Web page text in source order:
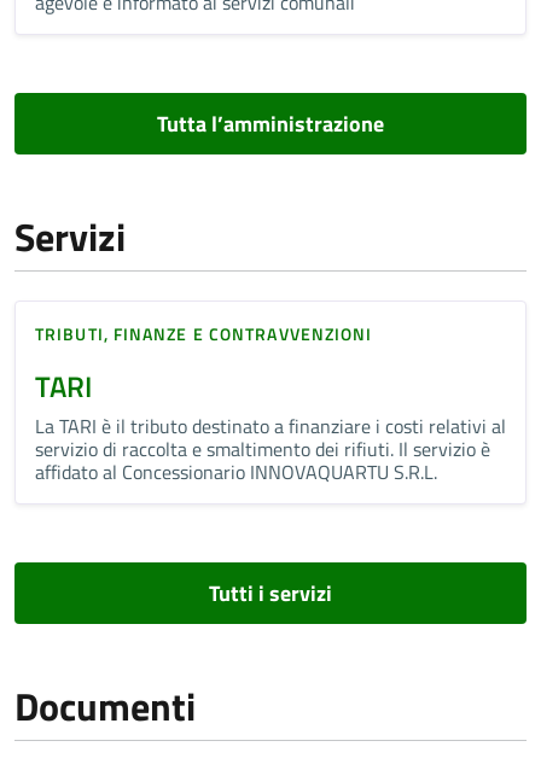
Tutta l’amministrazione
Servizi
TRIBUTI, FINANZE E CONTRAVVENZIONI
TARI
La TARI è il tributo destinato a finanziare i costi relativi al
servizio di raccolta e smaltimento dei rifiuti. Il servizio è
affidato al Concessionario INNOVAQUARTU S.R.L.
Tutti i servizi
Documenti